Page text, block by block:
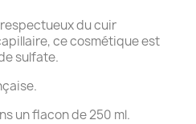
du cuir
ce cosmétique est
sulfate.
un flacon de 250 ml.